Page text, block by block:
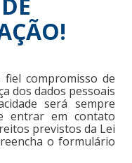
fiel compromisso de
dos dados pessoais
será sempre
entrar em contato
previstos da Lei
o formulário